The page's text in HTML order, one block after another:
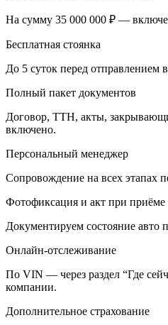
На сумму 35 000 000 ₽ —
Бесплатная стоянка
До 5 суток перед отправлением
Полный пакет документов
Договор, ТТН, акты,
включено.
Персональный менеджер
Сопровождение на всех этапах
Фотофиксация и акт при приёме
Документируем состояние авто
Онлайн-отслеживание
По VIN — через раздел “Где
компании.
Дополнительное страхование